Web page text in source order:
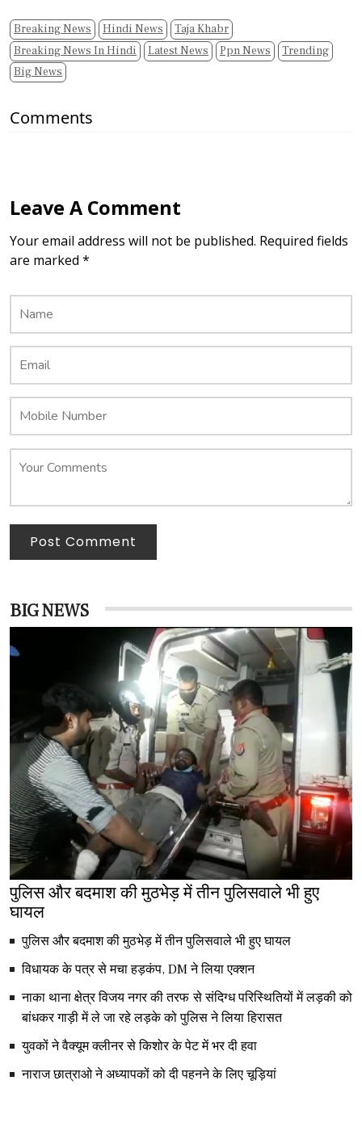
Breaking News Hindi News
Taja Khabr
Breaking News In Hindi
Latest News Ppn News
Trending
Big News
Comments
Leave A Comment
Your email address will not be published. Required fields
are marked *
Post Comment
BIG NEWS
पुलिस और बदमाश की मुठभेड़ में तीन पुलिसवाले भी हुए
घायल
पुलिस और बदमाश की मुठभेड़ में तीन पुलिसवाले भी हुए घायल
विधायक के पत्र से मचा हड़कंप, DM ने लिया एक्शन
नाका थाना क्षेत्र विजय नगर की तरफ से संदिग्ध परिस्थितियों में लड़की को
बांधकर गाड़ी में ले जा रहे लड़के को पुलिस ने लिया हिरासत
युवकों ने वैक्यूम क्लीनर से किशोर के पेट में भर दी हवा
नाराज छात्राओ ने अध्यापकों को दी पहनने के लिए चूड़ियां